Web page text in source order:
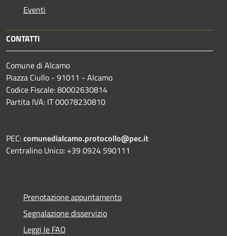
Eventi
CONTATTI
Comune di Alcamo
Piazza Ciullo - 91011 - Alcamo
Codice Fiscale: 80002630814
Partita IVA: IT 00078230810
PEC:comunedialcamo.protocollo@pec.it
Centralino Unico: +39 0924 590111
Prenotazione appuntamento
Segnalazione disservizio
Leggi le FAQ